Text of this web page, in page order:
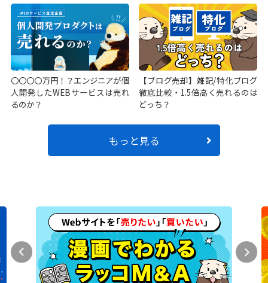
〇〇〇〇万円！？エンジニアが個
人開発したWEBサービスは売れ
るのか？
【ブログ売却】雑記/特化ブログ
徹底比較・1.5倍高く売れるのは
どっち？
もっと見る